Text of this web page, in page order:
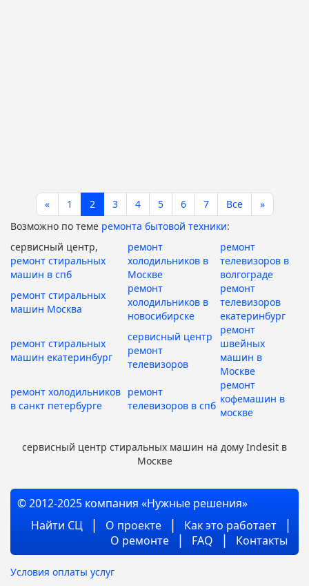
« 1 2 3 4 5 6 7 Все
»
Возможно по теме ремонта бытовой техники:
сервисный центр,
ремонт стиральных
машин в спб
ремонт
холодильников в
Москве
ремонт
телевизоров в
волгограде
ремонт стиральных
машин Москва
ремонт
холодильников в
новосибирске
ремонт
телевизоров
екатеринбург
ремонт стиральных
машин екатеринбург
сервисный центр
ремонт
телевизоров
ремонт
швейных
машин в
Москве
ремонт холодильников
в санкт петербурге
ремонт
телевизоров в спб
ремонт
кофемашин в
москве
сервисный центр стиральных машин на дому Indesit в
Москве
© 2012-2025 компания «Нужные решения»
Найти СЦ
О проекте
Как это работает
О ремонте
FAQ Контакты
Условия оплаты услуг